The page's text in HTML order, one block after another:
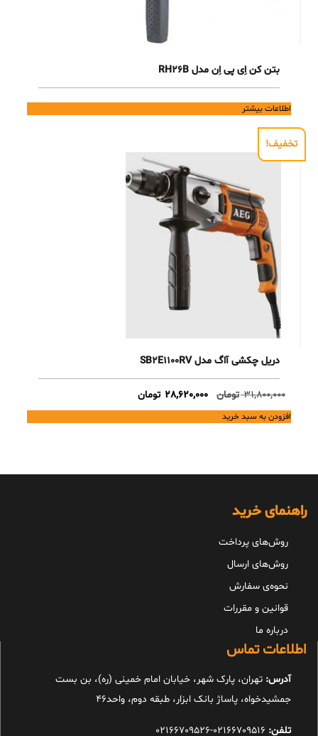
بتن کن اِی پی اِن مدل RH26B
اطلاعات بیشتر
تخفیف!
دریل چکشی آاگ مدل SB2E1100RV
31,800,000 تومان
Original
price
was:
28,620,000 تومانCurrent
price
is:
افزودن به سبد خرید
راهنمای خرید
روش‌های پرداخت
روش‌های ارسال
نحوه‌ی سفارش
قوانین و مقررات
درباره ما
اطلاعات تماس
آدرس: تهران، پارک شهر، خیابان امام خمینی (ره)، بن بست
جمشیدخواه، پاساژ بانک ابزار، طبقه دوم، واحد46
تلفن: